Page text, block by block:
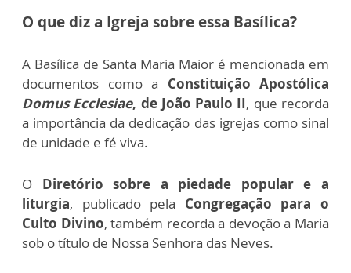
O que diz a Igreja sobre essa Basílica?
A Basílica de Santa Maria Maior é mencionada em
documentos como a Constituição Apostólica
Domus Ecclesiae, de João Paulo II, que recorda
a importância da dedicação das igrejas como sinal
de unidade e fé viva.
O Diretório sobre a piedade popular e a
liturgia, publicado pela Congregação para o
Culto Divino, também recorda a devoção a Maria
sob o título de Nossa Senhora das Neves.